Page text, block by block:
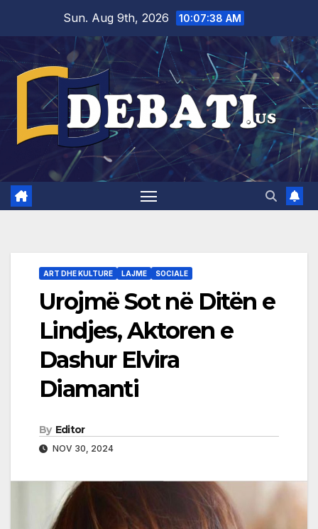
content
Sun. Aug 9th, 2026 10:07:40 AM
ART DHE KULTURE LAJME SOCIALE
Urojmë Sot në Ditën e
Lindjes, Aktoren e
Dashur Elvira
Diamanti
By Editor
NOV 30, 2024